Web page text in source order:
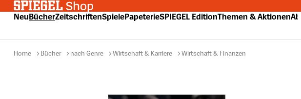
Hauptinhalt springen
Zur Suche springen
Zur Hauptnavigation springen
NeuBücherZeitschriftenSpielePapeterieSPIEGEL EditionThemen & AktionenAbo
Home Bücher nach Genre Wirtschaft & Karriere Wirtschaft & Finanzen